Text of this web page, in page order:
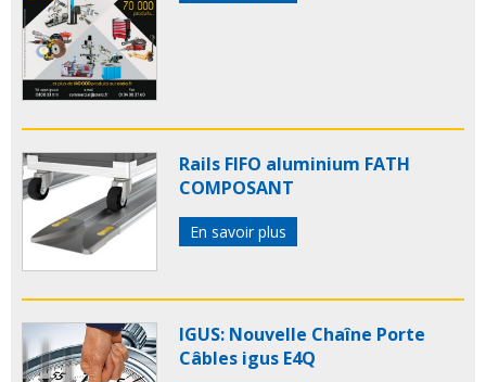
Rails FIFO aluminium FATH
COMPOSANT
En savoir plus
IGUS: Nouvelle Chaîne Porte
Câbles igus E4Q